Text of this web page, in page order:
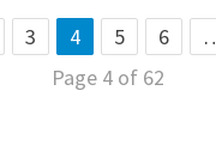
3 4 5 6
Page 4 of 62